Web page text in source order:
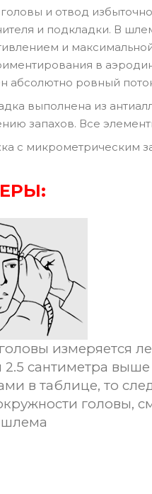
и отвод
и подкладки. В
и
в
абсолютно ровный
выполнена из
запахов. Все
с микрометрическим
измеряется
2.5 сантиметра
в таблице, то
головы,